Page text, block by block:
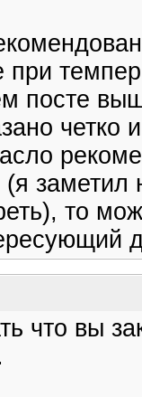
посте
заметил
то
что вы